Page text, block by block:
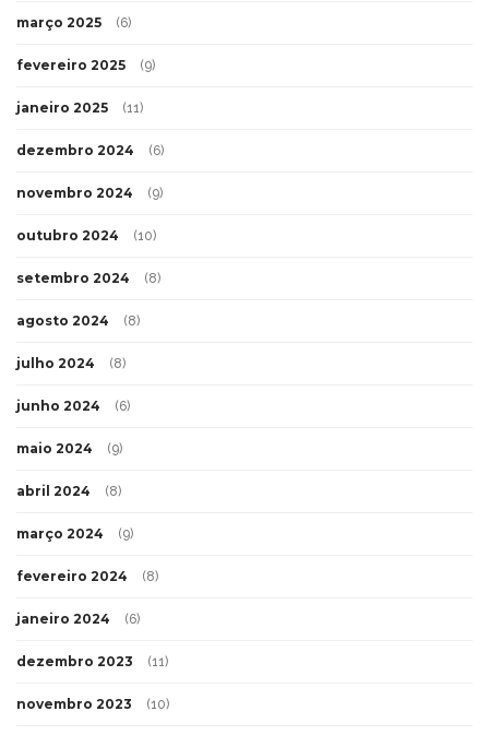
março 2025 (6)
fevereiro 2025 (9)
janeiro 2025 (11)
dezembro 2024 (6)
novembro 2024 (9)
outubro 2024 (10)
setembro 2024 (8)
agosto 2024 (8)
julho 2024 (8)
junho 2024 (6)
maio 2024 (9)
abril 2024 (8)
março 2024 (9)
fevereiro 2024 (8)
janeiro 2024 (6)
dezembro 2023 (11)
novembro 2023 (10)